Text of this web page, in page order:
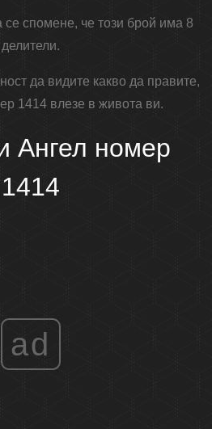
спомене, че този брой има 8
делители.
да видите какво да правите,
1414 влезе в живота ви.
Ангел номер
1414
ad